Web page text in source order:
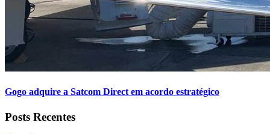
Gogo adquire a Satcom Direct em acordo estratégico
Posts Recentes